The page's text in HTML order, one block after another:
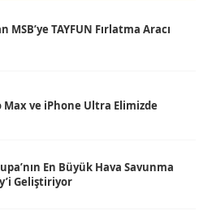
MSB’ye TAYFUN Fırlatma Aracı
Max ve iPhone Ultra Elimizde
En Büyük Hava Savunma
Geliştiriyor